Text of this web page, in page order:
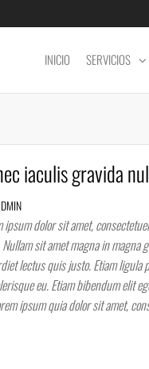
INICIO SERVICIOS
iaculis gravida
ipsum dolor sit amet,
sit amet magna in magna
lectus quis justo. Etiam ligula
eu. Etiam bibendum elit
ipsum quia dolor sit amet,